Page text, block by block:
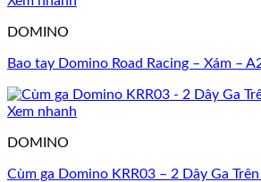
DOMINO
Bao tay Domino Road Racing – Xám –
Xem nhanh
DOMINO
Cùm ga Domino KRR03 – 2 Dây Ga